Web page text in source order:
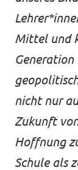
Mittel und
nicht nur
Zukunft
Hoffnung
Schule als